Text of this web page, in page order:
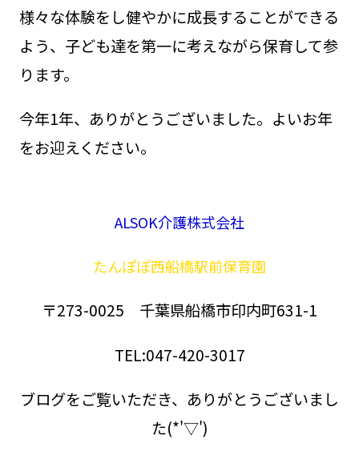
様々な体験をし健やかに成長することができる
よう、子ども達を第一に考えながら保育して参
ります。
今年1年、ありがとうございました。よいお年
をお迎えください。
ALSOK介護株式会社
たんぽぽ西船橋駅前保育園
〒273-0025 千葉県船橋市印内町631-1
TEL:047-420-3017
ブログをご覧いただき、ありがとうございまし
た(*'▽')